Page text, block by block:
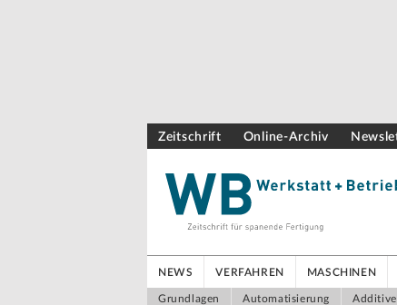
Zeitschrift Online-Archiv
NEWS VERFAHREN MASCHINEN
Grundlagen Automatisierung